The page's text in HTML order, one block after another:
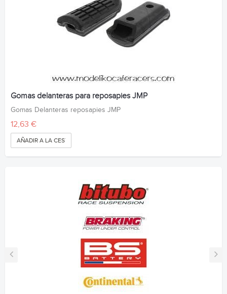
Gomas delanteras para reposapies JMP
Gomas Delanteras reposapies JMP
12,63 €
AÑADIR A LA CESTA